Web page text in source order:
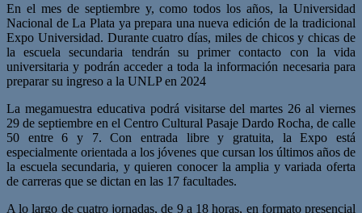
En el mes de septiembre y, como todos los años, la Universidad
Nacional de La Plata ya prepara una nueva edición de la tradicional
Expo Universidad. Durante cuatro días, miles de chicos y chicas de
la escuela secundaria tendrán su primer contacto con la vida
universitaria y podrán acceder a toda la información necesaria para
preparar su ingreso a la UNLP en 2024
La megamuestra educativa podrá visitarse del martes 26 al viernes
29 de septiembre en el Centro Cultural Pasaje Dardo Rocha, de calle
50 entre 6 y 7. Con entrada libre y gratuita, la Expo está
especialmente orientada a los jóvenes que cursan los últimos años de
la escuela secundaria, y quieren conocer la amplia y variada oferta
de carreras que se dictan en las 17 facultades.
A lo largo de cuatro jornadas, de 9 a 18 horas, en formato presencial